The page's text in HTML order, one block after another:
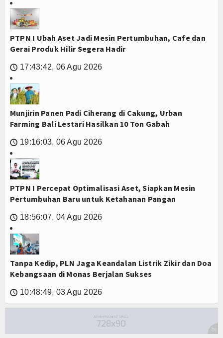
PTPN I Ubah Aset Jadi Mesin Pertumbuhan, Cafe dan
Gerai Produk Hilir Segera Hadir
🕔 17:43:42, 06 Agu 2026
Munjirin Panen Padi Ciherang di Cakung, Urban
Farming Bali Lestari Hasilkan 10 Ton Gabah
🕔 19:16:03, 06 Agu 2026
PTPN I Percepat Optimalisasi Aset, Siapkan Mesin
Pertumbuhan Baru untuk Ketahanan Pangan
🕔 18:56:07, 04 Agu 2026
Tanpa Kedip, PLN Jaga Keandalan Listrik Zikir dan Doa
Kebangsaan di Monas Berjalan Sukses
🕔 10:48:49, 03 Agu 2026